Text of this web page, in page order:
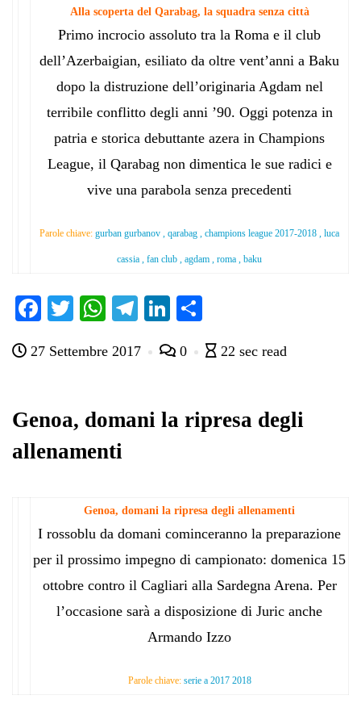
Alla scoperta del Qarabag, la squadra senza città
Primo incrocio assoluto tra la Roma e il club
dell’Azerbaigian, esiliato da oltre vent’anni a Baku
dopo la distruzione dell’originaria Agdam nel
terribile conflitto degli anni ’90. Oggi potenza in
patria e storica debuttante azera in Champions
League, il Qarabag non dimentica le sue radici e
vive una parabola senza precedenti
Parole chiave: gurban gurbanov , qarabag , champions league 2017-2018 , luca
cassia , fan club , agdam , roma , baku
Fa
bo
T
tte
W
ts
pp
Te
gr
m
Li
ed
di
di
27 Settembre 2017 0 22 sec read
Genoa, domani la ripresa degli
allenamenti
Genoa, domani la ripresa degli allenamenti
I rossoblu da domani cominceranno la preparazione
per il prossimo impegno di campionato: domenica 15
ottobre contro il Cagliari alla Sardegna Arena. Per
l’occasione sarà a disposizione di Juric anche
Armando Izzo
Parole chiave: serie a 2017 2018